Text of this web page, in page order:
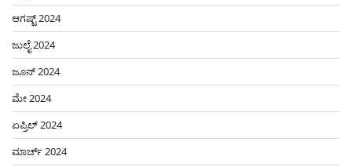
ಆಗಷ್ಟ್ 2024
ಜುಲೈ 2024
ಜೂನ್ 2024
ಮೇ 2024
ಏಪ್ರಿಲ್ 2024
ಮಾರ್ಚ್ 2024